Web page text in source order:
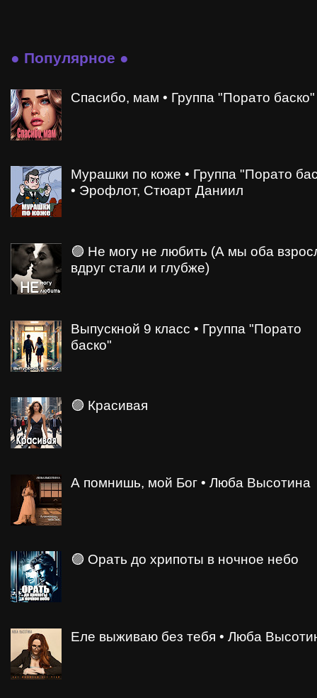
● Популярное ●
Спасибо, мам • Группа "Порато баско"
Мурашки по коже • Группа "Порато
• Эрофлот, Стюарт Даниил
🟣 Не могу не любить (А мы оба
вдруг стали и глубже)
Выпускной 9 класс • Группа "Порато
баско"
🟣 Красивая
А помнишь, мой Бог • Люба Высотина
🟣 Орать до хрипоты в ночное небо
Еле выживаю без тебя • Люба